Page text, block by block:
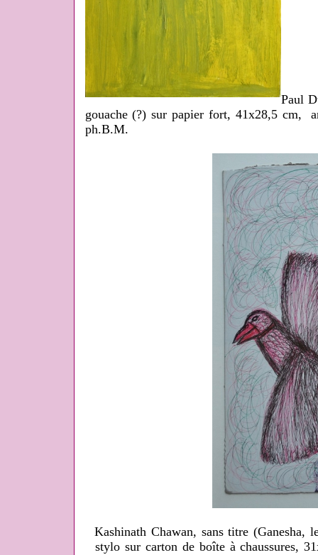
Paul
gouache (?) sur papier fort, 41x28,5 cm,
ph.B.M.
Kashinath Chawan, sans titre (Ganesha,
stylo sur carton de boîte à chaussures,